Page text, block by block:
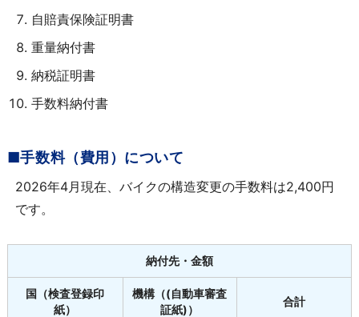
自賠責保険証明書
重量納付書
納税証明書
手数料納付書
■手数料（費用）について
2026年4月現在、バイクの構造変更の手数料は2,400円
です。
納付先・金額
国（検査登録印
紙）
機構（(自動車審査
証紙)）
合計